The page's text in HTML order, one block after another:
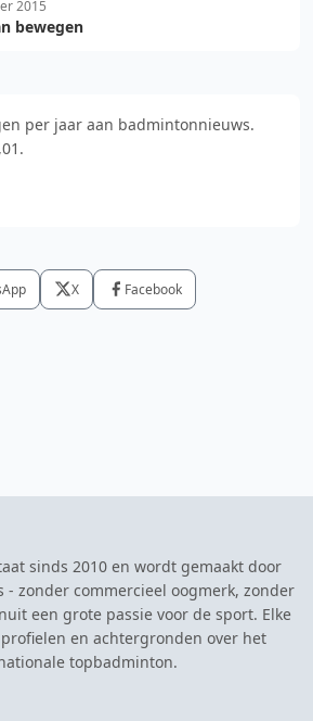
2015
bewegen
per jaar aan badmintonnieuws.
X Facebook
sinds 2010 en wordt gemaakt door
zonder commercieel oogmerk, zonder
een grote passie voor de sport. Elke
en achtergronden over het
topbadminton.